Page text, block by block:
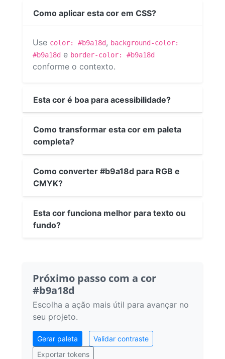
Como aplicar esta cor em CSS?
Use color: #b9a18d, background-color:
#b9a18d e border-color: #b9a18d
conforme o contexto.
Esta cor é boa para acessibilidade?
Como transformar esta cor em paleta
completa?
Como converter #b9a18d para RGB e
CMYK?
Esta cor funciona melhor para texto ou
fundo?
Próximo passo com a cor
#b9a18d
Escolha a ação mais útil para avançar no
seu projeto.
Gerar paleta
Validar contraste
Exportar tokens